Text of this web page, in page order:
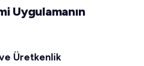
Uygulamanın
Üretkenlik